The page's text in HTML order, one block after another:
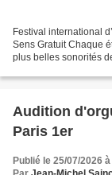
Festival international
Sens Gratuit Chaque
plus belles sonorités
Audition
Paris 1er
Publié le 25/07/2026